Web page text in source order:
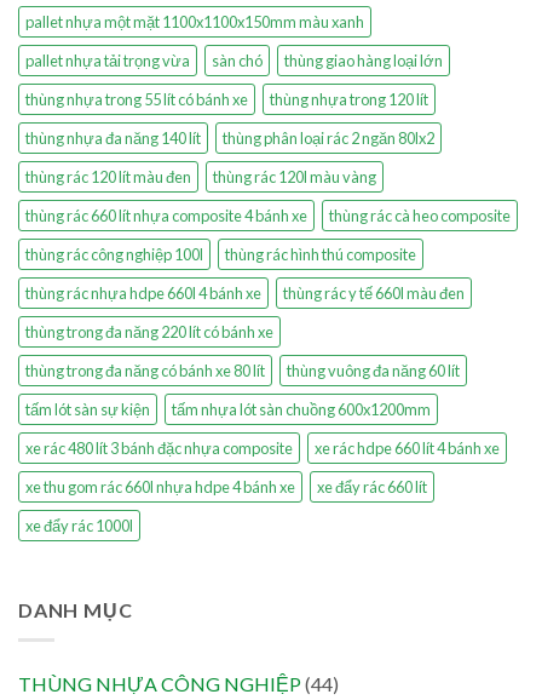
pallet nhựa một mặt 1100x1100x150mm màu xanh
pallet nhựa tải trọng vừa
sàn chó
thùng giao hàng loại lớn
thùng nhựa trong 55 lít có bánh xe
thùng nhựa trong 120 lít
thùng nhựa đa năng 140 lít
thùng phân loại rác 2 ngăn 80lx2
thùng rác 120 lít màu đen
thùng rác 120l màu vàng
thùng rác 660 lít nhựa composite 4 bánh xe
thùng rác cà heo composite
thùng rác công nghiệp 100l
thùng rác hình thú composite
thùng rác nhựa hdpe 660l 4 bánh xe
thùng rác y tế 660l màu đen
thùng trong đa năng 220 lít có bánh xe
thùng trong đa năng có bánh xe 80 lít
thùng vuông đa năng 60 lít
tấm lót sàn sự kiện
tấm nhựa lót sàn chuồng 600x1200mm
xe rác 480 lít 3 bánh đặc nhựa composite
xe rác hdpe 660 lít 4 bánh xe
xe thu gom rác 660l nhựa hdpe 4 bánh xe
xe đẩy rác 660 lít
xe đẩy rác 1000l
DANH MỤC
THÙNG NHỰA CÔNG NGHIỆP(44)